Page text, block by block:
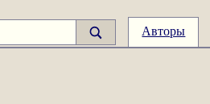
Авторы